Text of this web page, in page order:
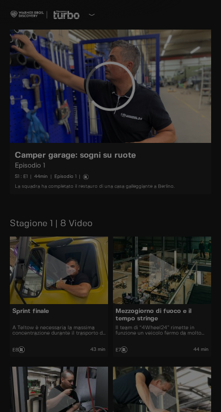
Camper garage: sogni su ruote
Episodio 1
S1 : E1 44min Episodio 1
La squadra ha completato il restauro di una casa galleggiante a Berlino.
Stagione 1 | 8 Video
Sprint finale
A Teltow è necessaria la massima
concentrazione durante il trasporto di
E8 43 min
Mezzogiorno di fuoco e il
tempo stringe
Il team di “4Wheel24” rimette in
funzione un veicolo fermo da molto
componenti da installare. A Teltow è
galleggiante lunga 16 metri.
E7 44 min